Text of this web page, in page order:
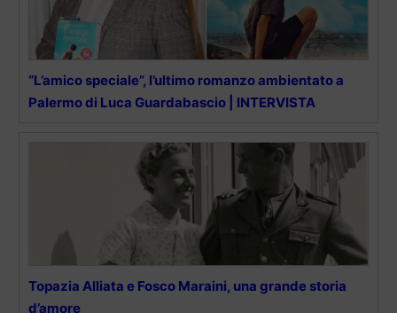
“L’amico speciale”, l’ultimo romanzo ambientato a
Palermo di Luca Guardabascio | INTERVISTA
Topazia Alliata e Fosco Maraini, una grande storia
d’amore